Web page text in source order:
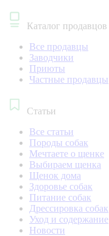
Каталог продавцов
Все продавцы
Заводчики
Приюты
Частные продавцы
Статьи
Все статьи
Породы собак
Мечтаете о щенке
Выбираем щенка
Щенок дома
Здоровье собак
Питание собак
Дрессировка собак
Уход и содержание
Новости